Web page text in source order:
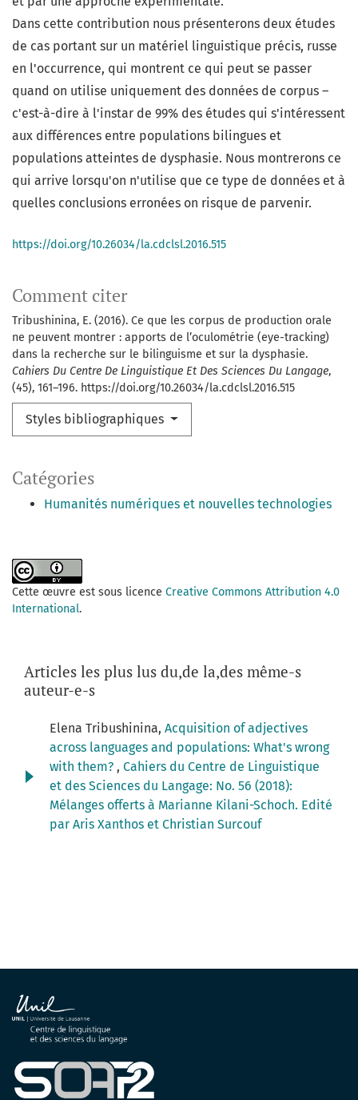
Catégories
Humanités numériques et nouvelles technologies
Comment citer
Tribushinina, E. (2016). Ce que les corpus de production orale
ne peuvent montrer : apports de l’oculométrie (eye-tracking)
dans la recherche sur le bilinguisme et sur la dysphasie.
Cahiers Du Centre De Linguistique Et Des Sciences Du Langage,
(45), 161–196. https://doi.org/10.26034/la.cdclsl.2016.515
Styles bibliographiques
Dans cette contribution nous présenterons deux études
de cas portant sur un matériel linguistique précis, russe
en l'occurrence, qui montrent ce qui peut se passer
quand on utilise uniquement des données de corpus –
c'est-à-dire à l'instar de 99% des études qui s'intéressent
aux différences entre populations bilingues et
populations atteintes de dysphasie. Nous montrerons ce
qui arrive lorsqu'on n'utilise que ce type de données et à
quelles conclusions erronées on risque de parvenir.
https://doi.org/10.26034/la.cdclsl.2016.515
Cette œuvre est sous licence Creative Commons Attribution 4.0
International.
Articles les plus lus du,de la,des même-s
auteur-e-s
Elena Tribushinina, Acquisition of adjectives
across languages and populations: What's wrong
with them? , Cahiers du Centre de Linguistique
et des Sciences du Langage: No. 56 (2018):
Mélanges offerts à Marianne Kilani-Schoch. Edité
par Aris Xanthos et Christian Surcouf